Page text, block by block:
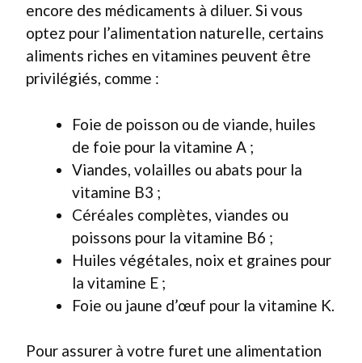
encore des médicaments à diluer. Si vous
optez pour l’alimentation naturelle, certains
aliments riches en vitamines peuvent être
privilégiés, comme :
Foie de poisson ou de viande, huiles
de foie pour la vitamine A ;
Viandes, volailles ou abats pour la
vitamine B3 ;
Céréales complètes, viandes ou
poissons pour la vitamine B6 ;
Huiles végétales, noix et graines pour
la vitamine E ;
Foie ou jaune d’œuf pour la vitamine K.
Pour assurer à votre furet une alimentation